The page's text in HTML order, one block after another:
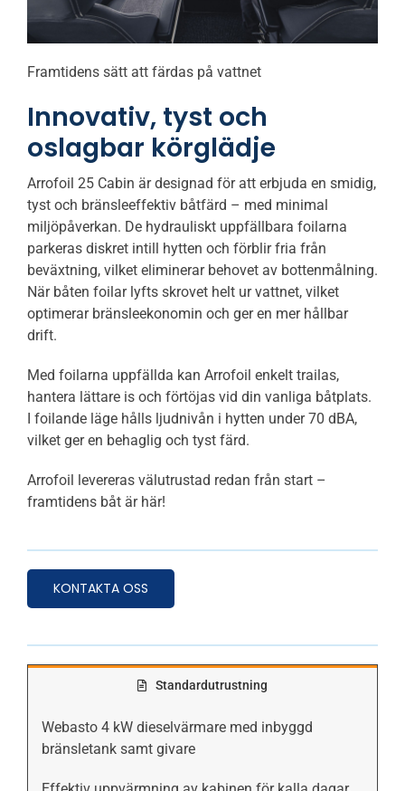
Standardutrustning
Webasto 4 kW dieselvärmare med inbyggd
bränsletank samt givare
Framtidens sätt att färdas på vattnet
Innovativ, tyst och
oslagbar körglädje
Arrofoil 25 Cabin är designad för att erbjuda en smidig,
tyst och bränsleeffektiv båtfärd – med minimal
miljöpåverkan. De hydrauliskt uppfällbara foilarna
parkeras diskret intill hytten och förblir fria från
beväxtning, vilket eliminerar behovet av bottenmålning.
När båten foilar lyfts skrovet helt ur vattnet, vilket
optimerar bränsleekonomin och ger en mer hållbar
drift.
Med foilarna uppfällda kan Arrofoil enkelt trailas,
hantera lättare is och förtöjas vid din vanliga båtplats.
I foilande läge hålls ljudnivån i hytten under 70 dBA,
vilket ger en behaglig och tyst färd.
Arrofoil levereras välutrustad redan från start –
framtidens båt är här!
KONTAKTA OSS